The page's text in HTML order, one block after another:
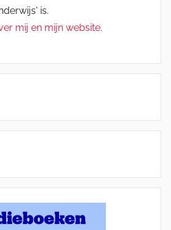
is.
mij en mijn website.